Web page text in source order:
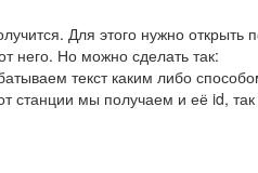
Для этого нужно
него. Но можно сделать так:
текст каким либо
мы получаем и её id,